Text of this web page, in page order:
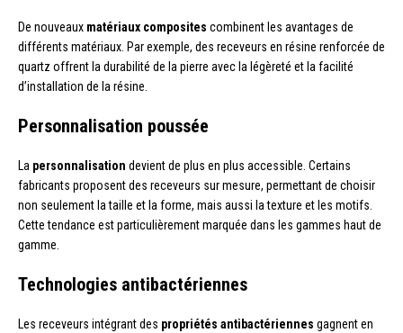
De nouveaux matériaux composites combinent les avantages de
différents matériaux. Par exemple, des receveurs en résine renforcée de
quartz offrent la durabilité de la pierre avec la légèreté et la facilité
d’installation de la résine.
Personnalisation poussée
La personnalisation devient de plus en plus accessible. Certains
fabricants proposent des receveurs sur mesure, permettant de choisir
non seulement la taille et la forme, mais aussi la texture et les motifs.
Cette tendance est particulièrement marquée dans les gammes haut de
gamme.
Technologies antibactériennes
Les receveurs intégrant des propriétés antibactériennes gagnent en